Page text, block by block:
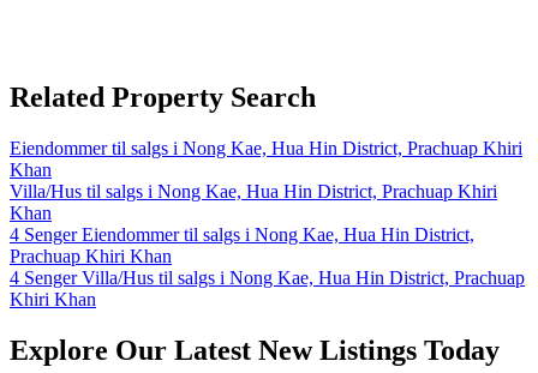
Related Property Search
Eiendommer til salgs i Nong Kae, Hua Hin District, Prachuap Khiri
Khan
Villa/Hus til salgs i Nong Kae, Hua Hin District, Prachuap Khiri
Khan
4 Senger Eiendommer til salgs i Nong Kae, Hua Hin District,
Prachuap Khiri Khan
4 Senger Villa/Hus til salgs i Nong Kae, Hua Hin District, Prachuap
Khiri Khan
Explore Our Latest New Listings Today